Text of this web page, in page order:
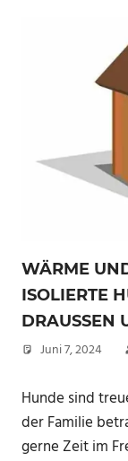
WÄRME
ISOLIERTE
DRAUSSEN
Juni 7, 2024
Hunde sind
der Familie
gerne Zeit im